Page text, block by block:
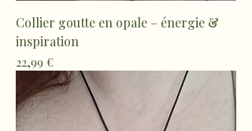
Collier goutte en opale – énergie &
inspiration
Prix
22,99 €